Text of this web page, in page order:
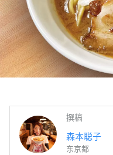
撰稿
森本聪子
东京都